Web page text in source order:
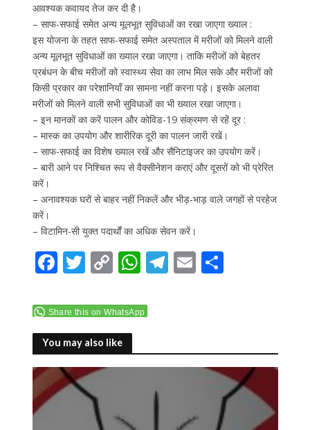
आवश्यक कवायद तेज कर दी है।
– साफ-सफाई समेत अन्य मूलभूत सुविधाओं का रखा जाएगा ख्याल :
इस योजना के तहत साफ-सफाई समेत अस्पताल में मरीजों को मिलने वाली
अन्य मूलभूत सुविधाओं का ख्याल रखा जाएगा। ताकि मरीजों को बेहतर
प्रबंधन के बीच मरीजों को स्वास्थ्य सेवा का लाभ मिल सके और मरीजों को
किसी प्रकार का परेशानियाँ का सामना नहीं करना पड़े। इसके अलावा
मरीजों को मिलने वाली सभी सुविधाओं का भी ख्याल रखा जाएगा।
– इन मानकों का करें पालन और कोविड-19 संक्रमण से रहें दूर :
– मास्क का उपयोग और शारीरिक दूरी का पालन जारी रखें।
– साफ-सफाई का विशेष ख्याल रखें और सैनिटाइजर का उपयोग करें।
– बारी आने पर निश्चित रूप से वैक्सीनेशन कराएं और दूसरों को भी प्रेरित
करें।
– अनावश्यक घरों से बाहर नहीं निकलें और भीड़-भाड़ वाले जगहों से परहेज
करें।
– विटामिन-सी युक्त पदार्थों का अधिक सेवन करें।
F
e
b
o
o
k
T
itt
er
C
p
y
Li
n
W
at
A
p
p
T
a
m
E S
Share this on WhatsApp
You may also like